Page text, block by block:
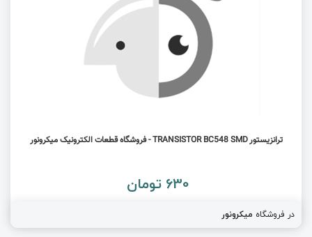
ترانزیستور TRANSISTOR BC548 SMD - فروشگاه قطعات الکترونیک میکرونور
630 تومان
در فروشگاه میکرونور